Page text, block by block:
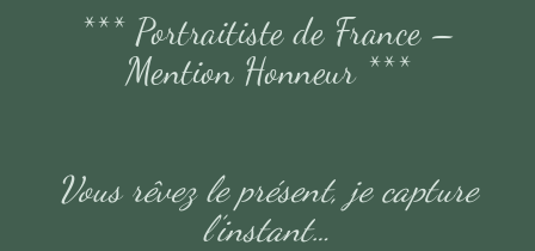
*** Portraitiste de France –
Mention Honneur ***
Vous rêvez le présent, je capture
l’instant…